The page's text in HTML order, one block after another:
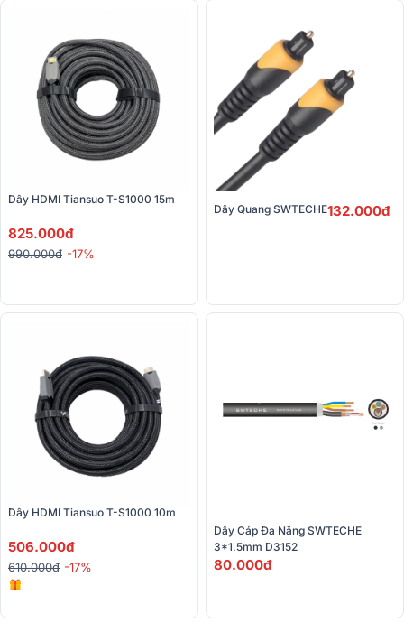
Dây HDMI Tiansuo T-S1000 15m
825.000đ
990.000đ -17%
Dây Quang SWTECHE132.000đ
Dây HDMI Tiansuo T-S1000 10m
506.000đ
610.000đ -17%
Dây Cáp Đa Năng SWTECHE
3*1.5mm D3152
80.000đ